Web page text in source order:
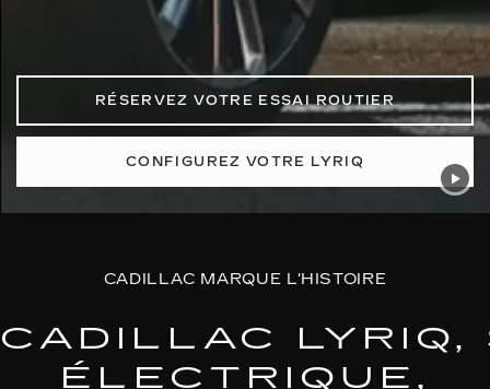
RÉSERVEZ VOTRE ESSAI ROUTIER
CONFIGUREZ VOTRE LYRIQ
CADILLAC MARQUE L'HISTOIRE
CADILLAC LYRIQ,
ÉLECTRIQUE,